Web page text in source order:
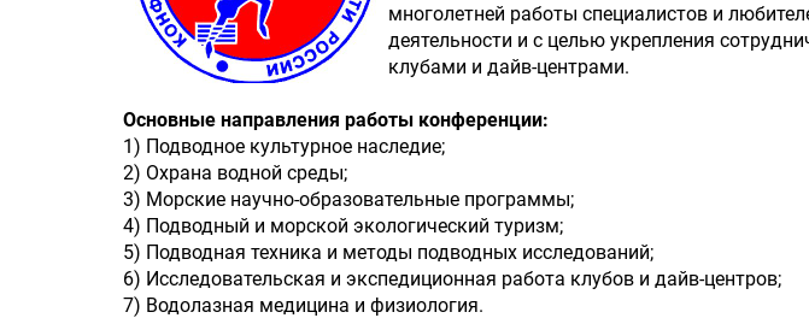
многолетней работы специалистов и
деятельности и с целью укрепления
клубами и дайв-центрами.
Основные направления работы конференции:
1) Подводное культурное наследие;
2) Охрана водной среды;
3) Морские научно-образовательные программы;
4) Подводный и морской экологический туризм;
5) Подводная техника и методы подводных исследований;
6) Исследовательская и экспедиционная работа клубов и дайв-центров;
7) Водолазная медицина и физиология.